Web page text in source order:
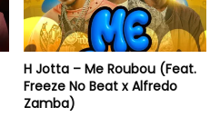
H Jotta – Me Roubou (Feat.
Freeze No Beat x Alfredo
Zamba)